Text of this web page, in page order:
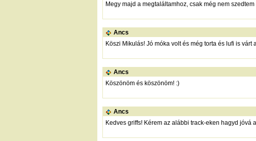
Megy majd a megtaláltamhoz, csak még nem
Ancs
Köszi Mikulás! Jó móka volt és még torta és lufi is várt
Ancs
Köszönöm és köszönöm! :)
Ancs
Kedves griffs! Kérem az alábbi track-eken hagyd